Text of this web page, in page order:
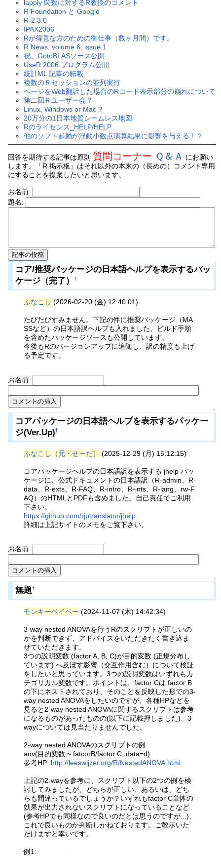
lapply 関数に対するR教授のコメント
R Foundation と Google
R-2.3.0
IPAX2006
Rが得意な方のための御仕事（数ヶ月間）です。
R News, volume 6, issue 1
祝、GotoBLASソース公開
UseR 2006 プログラム公開
統計ML 記事の転載
複数のＲセッションの並列実行
ページをWeb翻訳した場合のRコード表示部分の崩れについて
第二回Ｒユーザー会？
Linux, Windows or Mac ?
20万分の1日本地質シームレス地図
Rのライセンス_HELP/HELP
他のソフト起動が浮動小数点演算結果に影響を与える！？
回答を期待する記事は原則 質問コーナー Ｑ＆Ａ
にお願い
します。「R 掲示板」はそれ以外の本来の（長めの）コメント専用
にすることを提案したいと思います。
お名前:
題名:
コア/推奨パッケージの日本語ヘルプを表示するパッ
ケージ（完了）†
ふなこし (2026-02-20 (金) 12:40:01)
たびたびすみません。下記の件に推奨パッケージ（MA
SSなど）の日本語訳ヘルプも入れました。ビルド手順
を含めたパッケージソースも公開しています。
今後もRのバージョンアップに追随し、訳の精度も上げ
る予定です。
お名前:
↑
コアパッケージの日本語ヘルプを表示するパッケー
ジ(Ver.Up)†
ふなこし（元・せーだ） (2025-12-29 (月) 15:12:15)
コアパッケージヘルプの日本語訳を表示する jhelp パッ
ケージに、公式ドキュメントの日本語訳（R-admin、R-
data、R-exts、R-FAQ、R-intro、R-ints、R-lang、rw-F
AQ）のHTMLとPDFも含めました。自己責任でご利用
下さい。
https://github.com/rjptranslator/jhelp
詳細は上記サイトのメモをご覧下さい。
お名前:
↑
無題†
モンキーベイベー (2024-11-07 (木) 14:42:34)
3-way nested ANOVAを行うRのスクリプトが正しいの
かを判断できず、アドバイスをいただきたく書き込ま
せていただきます。
3つの説明変数 (factor A, B, C)が目的変数 (正規分布し
ています) へ及ぼす影響（交互作用含む）について検証
をしたいと思っています。3つの説明変数はいずれもカ
テゴリカル変数です。ポイントは、factor Cは factor B
の下にネストされており、そのことを反映した形での3-
way nested ANOVAをしたいのですが、各種HPなどを
見ると2-way nested ANOVAに関するスクリプトは参考
になるものがあったものの(以下に記載押しました)、3-
wayについては見当たりませんでした。
2-way nested ANOVAのスクリプトの例
aov(目的変数 ~ fatcorB/factor C, data=d)
参考HP: http://leeswijzer.org/R/NestedANOVA.html
上記の2-wayを参考に、スクリプト以下の2つの例を検
討してみましたが、どちらが正しい、あるいは、どち
らも間違っているでしょうか？いずれもfactor C単体の
効果が出力されないスクリプトになっていることなど
(参考HPでも同様なので良いのだとは思うのですが...)、
これで良いものか判断しかねております。ご教示いた
だけますと幸いです。
例1: